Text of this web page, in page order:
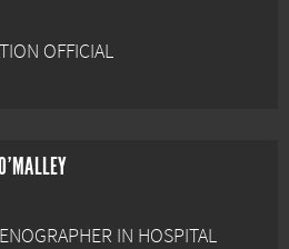
OFFICIAL
IN HOSPITAL